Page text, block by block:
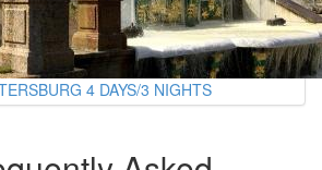
4 DAYS/3 NIGHTS